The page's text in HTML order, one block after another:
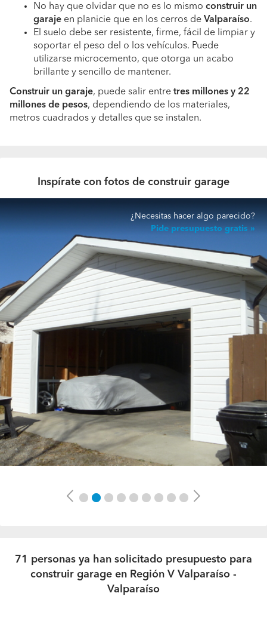
No hay que olvidar que no es lo mismo construir un
garaje en planicie que en los cerros de Valparaíso.
El suelo debe ser resistente, firme, fácil de limpiar y
soportar el peso del o los vehículos. Puede
utilizarse microcemento, que otorga un acabo
brillante y sencillo de mantener.
Construir un garaje, puede salir entre tres millones y 22
millones de pesos, dependiendo de los materiales,
metros cuadrados y detalles que se instalen.
Inspírate con fotos de construir garage
¿Necesitas hacer algo parecido?
Pide presupuesto gratis
Previous Next
71 personas ya han solicitado presupuesto para
construir garage en Región V Valparaíso -
Valparaíso